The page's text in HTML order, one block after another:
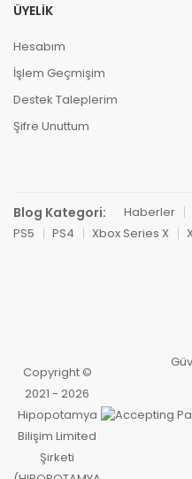
ÜYELIK
Hesabım
İşlem Geçmişim
Destek Taleplerim
Şifre Unuttum
Blog Kategori: Haberler
PS5
PS4 Xbox Series X
Copyright ©
2021 - 2026
Hipopotamya
Bilişim Limited
Şirketi